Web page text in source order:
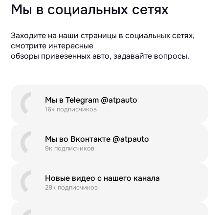
Мы в социальных сетях
Заходите на наши страницы в социальных сетях,
смотрите интересные
обзоры привезенных авто, задавайте вопросы.
Мы в Telegram @atpauto
16к подписчиков
Мы во Вконтакте @atpauto
9к подписчиков
Новые видео с нашего канала
28к подписчиков